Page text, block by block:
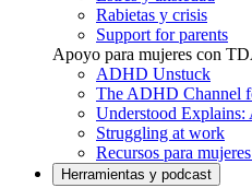
Rabietas y crisis
Support for parents
Apoyo para mujeres con
ADHD Unstuck
The ADHD Channel
Understood
Struggling at work
Recursos para
Herramientas y podcast